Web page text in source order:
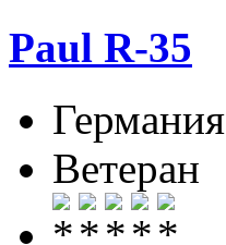
Paul R-35
Германия
Ветеран